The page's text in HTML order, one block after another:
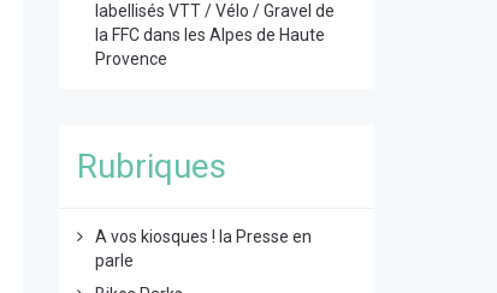
labellisés VTT / Vélo / Gravel de
la FFC dans les Alpes de Haute
Provence
Rubriques
A vos kiosques ! la Presse en
parle